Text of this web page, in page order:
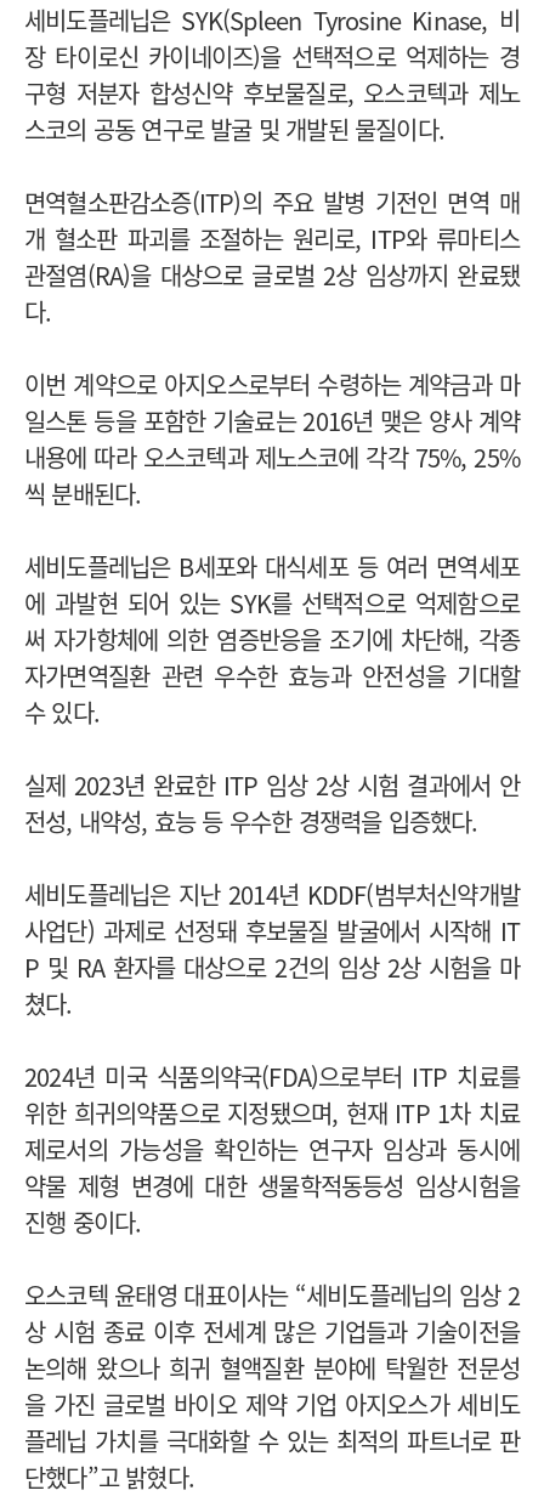
세비도플레닙은 SYK(Spleen Tyrosine Kinase, 비
장 타이로신 카이네이즈)을 선택적으로 억제하는 경
구형 저분자 합성신약 후보물질로, 오스코텍과 제노
스코의 공동 연구로 발굴 및 개발된 물질이다.
면역혈소판감소증(ITP)의 주요 발병 기전인 면역 매
개 혈소판 파괴를 조절하는 원리로, ITP와 류마티스
관절염(RA)을 대상으로 글로벌 2상 임상까지 완료됐
다.
이번 계약으로 아지오스로부터 수령하는 계약금과 마
일스톤 등을 포함한 기술료는 2016년 맺은 양사 계약
내용에 따라 오스코텍과 제노스코에 각각 75%, 25%
씩 분배된다.
세비도플레닙은 B세포와 대식세포 등 여러 면역세포
에 과발현 되어 있는 SYK를 선택적으로 억제함으로
써 자가항체에 의한 염증반응을 조기에 차단해, 각종
자가면역질환 관련 우수한 효능과 안전성을 기대할
수 있다.
실제 2023년 완료한 ITP 임상 2상 시험 결과에서 안
전성, 내약성, 효능 등 우수한 경쟁력을 입증했다.
세비도플레닙은 지난 2014년 KDDF(범부처신약개발
사업단) 과제로 선정돼 후보물질 발굴에서 시작해 IT
P 및 RA 환자를 대상으로 2건의 임상 2상 시험을 마
쳤다.
2024년 미국 식품의약국(FDA)으로부터 ITP 치료를
위한 희귀의약품으로 지정됐으며, 현재 ITP 1차 치료
제로서의 가능성을 확인하는 연구자 임상과 동시에
약물 제형 변경에 대한 생물학적동등성 임상시험을
진행 중이다.
오스코텍 윤태영 대표이사는 “세비도플레닙의 임상 2
상 시험 종료 이후 전세계 많은 기업들과 기술이전을
논의해 왔으나 희귀 혈액질환 분야에 탁월한 전문성
을 가진 글로벌 바이오 제약 기업 아지오스가 세비도
플레닙 가치를 극대화할 수 있는 최적의 파트너로 판
단했다”고 밝혔다.